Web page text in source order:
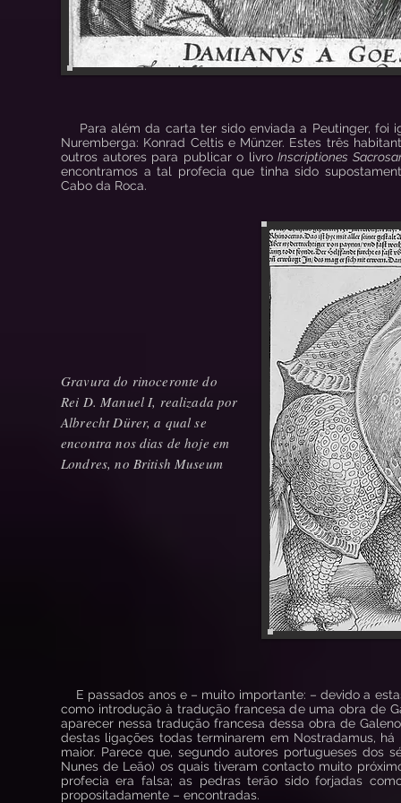
Para além da carta ter sido enviada a Peutinger, foi
Nuremberga: Konrad Celtis e Münzer. Estes três
outros autores para publicar o livroInscriptiones
encontramos a tal profecia que tinha sido
Cabo da Roca.
Gravura do rinoceronte do
Rei D. Manuel I, realizada por
Albrecht Dürer, a qual se
encontra nos dias de hoje em
Londres, no British Museum
E passados anos e – muito importante: – devido a
como introdução à tradução francesa de uma obra de
aparecer nessa tradução francesa dessa obra de
destas ligações todas terminarem em Nostradamus,
maior. Parece que, segundo autores portugueses dos
Nunes de Leão) os quais tiveram contacto muito
profecia era falsa; as pedras terão sido forjadas
propositadamente – encontradas.